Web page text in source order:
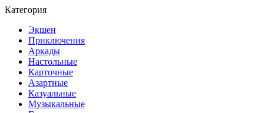
Категория
Экшен
Приключения
Аркады
Настольные
Карточные
Азартные
Казуальные
Музыкальные